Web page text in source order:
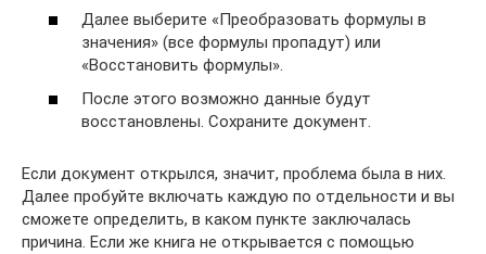
Далее выберите «Преобразовать формулы в
значения» (все формулы пропадут) или
«Восстановить формулы».
После этого возможно данные будут
восстановлены. Сохраните документ.
Если документ открылся, значит, проблема была в них.
Далее пробуйте включать каждую по отдельности и вы
сможете определить, в каком пункте заключалась
причина. Если же книга не открывается с помощью